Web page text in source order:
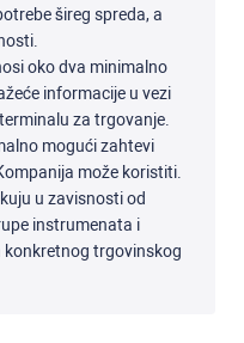
šireg spreda, a
oko dva minimalno
informacije u vezi
za trgovanje.
mogući zahtevi
može koristiti.
u zavisnosti od
instrumenata i
trgovinskog